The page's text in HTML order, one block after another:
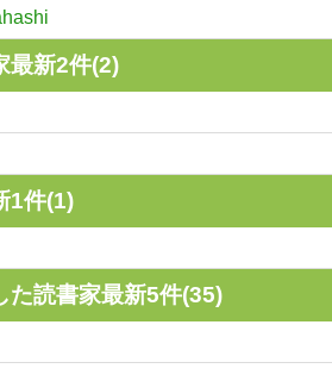
最新2件(2)
1件(1)
た読書家最新5件(35)